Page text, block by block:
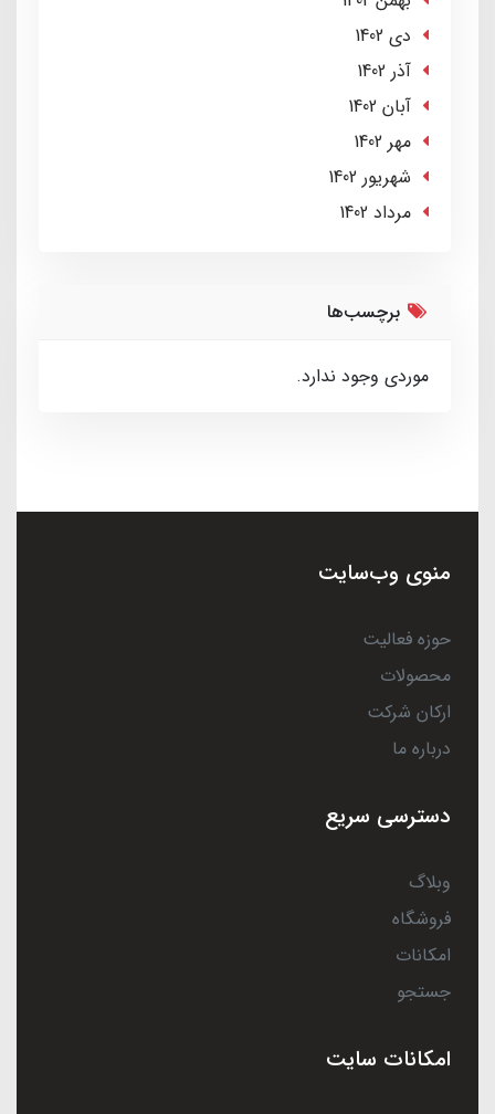
دی 1402
آذر 1402
آبان 1402
مهر 1402
شهریور 1402
مرداد 1402
برچسب‌ها
موردی وجود ندارد.
منوی وب‌سایت
حوزه فعالیت
محصولات
ارکان شرکت
درباره ما
دسترسی سریع
وبلاگ
فروشگاه
امکانات
جستجو
امکانات سایت